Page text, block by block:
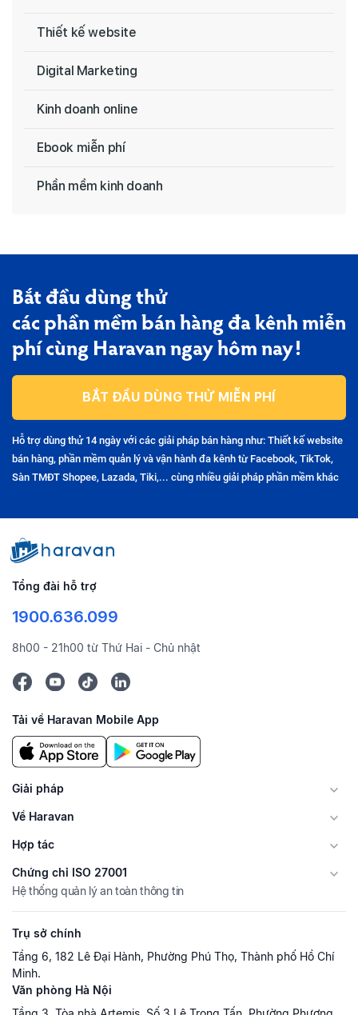
Thiết kế website
Digital Marketing
Kinh doanh online
Ebook miễn phí
Phần mềm kinh doanh
Bắt đầu dùng thử
các phần mềm bán hàng đa kênh miễn
phí cùng Haravan ngay hôm nay!
BẮT ĐẦU DÙNG THỬ MIỄN PHÍ
Hỗ trợ dùng thử 14 ngày với các giải pháp bán hàng như: Thiết kế website
bán hàng, phần mềm quản lý và vận hành đa kênh từ Facebook, TikTok,
Sàn TMĐT Shopee, Lazada, Tiki,... cùng nhiều giải pháp phần mềm khác
Tổng đài hỗ trợ
1900.636.099
8h00 - 21h00 từ Thứ Hai - Chủ nhật
Tải về Haravan Mobile App
Giải pháp
Về Haravan
Hợp tác
Chứng chỉ ISO 27001
Hệ thống quản lý an toàn thông tin
Trụ sở chính
Tầng 6, 182 Lê Đại Hành, Phường Phú Thọ, Thành phố Hồ Chí
Minh.
Văn phòng Hà Nội